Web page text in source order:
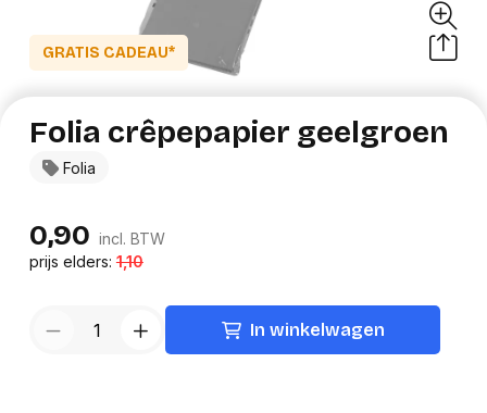
GRATIS CADEAU*
Folia
Folia crêpepapier geelgroen
0,90 incl. BTW
prijs elders:1,10
In winkelwagen